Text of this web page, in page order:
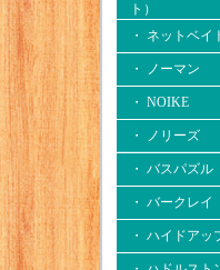
ト）
・ ネットベイ
・ ノーマン
・ NOIKE
・ ノリーズ
・ バスパズル
・ バークレイ
・ ハイドアッ